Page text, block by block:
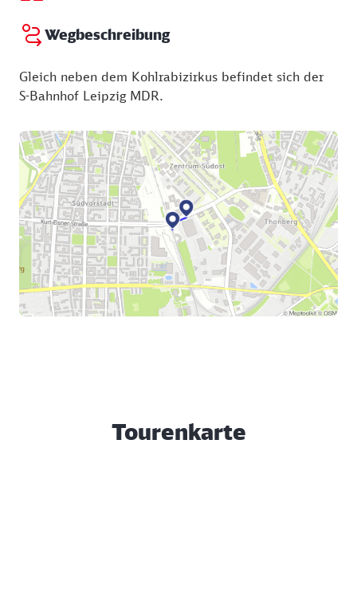
Wegbeschreibung
Gleich neben dem Kohlrabizirkus befindet sich der
S-Bahnhof Leipzig MDR.
Tourenkarte